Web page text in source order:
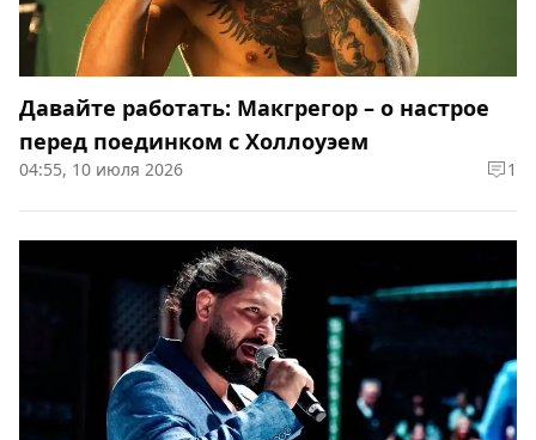
Давайте работать: Макгрегор – о настрое
перед поединком с Холлоуэем
04:55, 10 июля 2026 1